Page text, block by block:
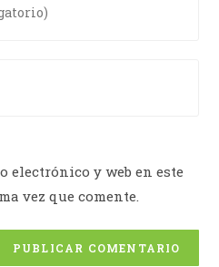
electrónico y web en este
vez que comente.